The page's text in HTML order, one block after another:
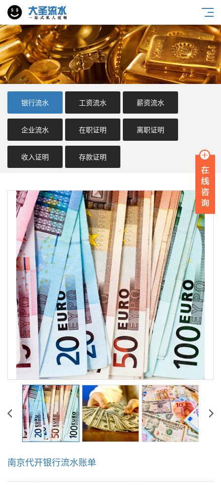
银行流水 工资流水 薪资流水
企业流水 在职证明 离职证明
收入证明 存款证明
南京代开银行流水账单